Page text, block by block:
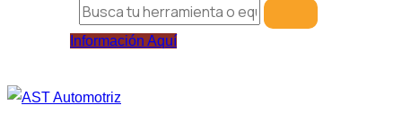
Información Aquí